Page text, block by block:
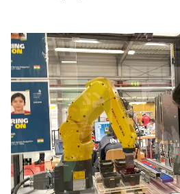
INDUSTRIEËN
ALLE INDUSTRIEËN
LUCHTVAART
AUTOMOTIVE
ELEKTRISCHE VOERTUIGEN
ELEKTRONICA
FOOD & BEVERAGE
MEDISCH
KUNSTSTOFFEN